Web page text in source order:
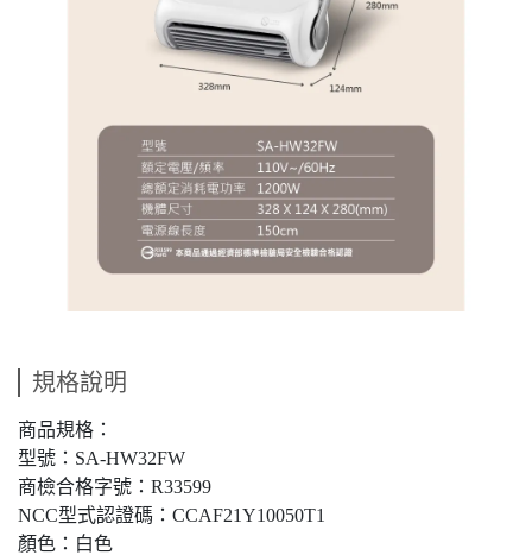
規格說明
商品規格：
型號：SA-HW32FW
商檢合格字號：R33599
NCC型式認證碼：CCAF21Y10050T1
顏色：白色